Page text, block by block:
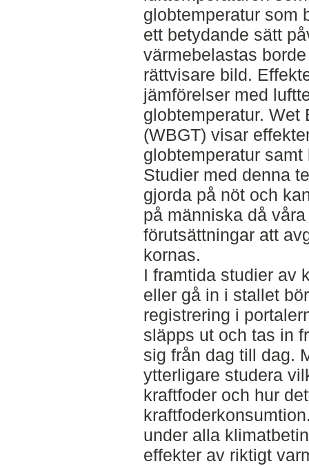
globtemperatur som
ett betydande sätt
värmebelastas
rättvisare bild.
jämförelser med
globtemperatur. Wet
(WBGT) visar
globtemperatur
Studier med denna
gjorda på nöt och
på människa då
förutsättningar att
kornas.
I framtida studier av
eller gå in i stallet
registrering i
släpps ut och tas in
sig från dag till dag.
ytterligare studera
kraftfoder och hur
under alla
effekter av riktigt